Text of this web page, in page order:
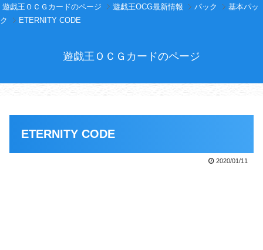
遊戯王ＯＣＧカードのページ 遊戯王OCG最新情報 パック
基本パッ
ク
ETERNITY CODE
遊戯王ＯＣＧカードのページ
ETERNITY CODE
2020/01/11